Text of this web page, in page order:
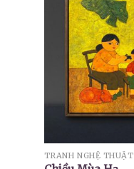
TRANH NGHỆ THUẬT